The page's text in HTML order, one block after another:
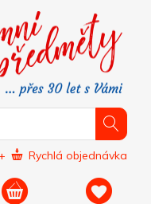
Rychlá objednávka